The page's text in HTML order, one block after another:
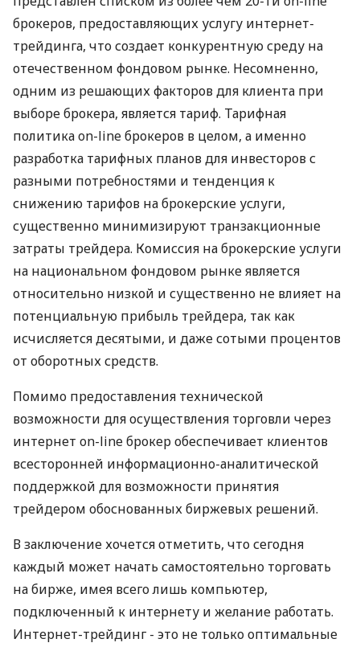
брокеров, предоставляющих услугу интернет-
трейдинга, что создает конкурентную среду на
отечественном фондовом рынке. Несомненно,
одним из решающих факторов для клиента при
выборе брокера, является тариф. Тарифная
политика on-line брокеров в целом, а именно
разработка тарифных планов для инвесторов с
разными потребностями и тенденция к
снижению тарифов на брокерские услуги,
существенно минимизируют транзакционные
затраты трейдера. Комиссия на брокерские услуги
на национальном фондовом рынке является
относительно низкой и существенно не влияет на
потенциальную прибыль трейдера, так как
исчисляется десятыми, и даже сотыми процентов
от оборотных средств.
Помимо предоставления технической
возможности для осуществления торговли через
интернет on-line брокер обеспечивает клиентов
всесторонней информационно-аналитической
поддержкой для возможности принятия
трейдером обоснованных биржевых решений.
В заключение хочется отметить, что сегодня
каждый может начать самостоятельно торговать
на бирже, имея всего лишь компьютер,
подключенный к интернету и желание работать.
Интернет-трейдинг - это не только оптимальные